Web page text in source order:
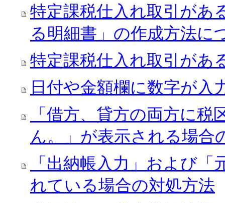
特定課税仕入れ取引があ
る明細書」の作成方法に
特定課税仕入れ取引があ
日付や金額欄に数字が入
「借方、貸方の両方に
ん。」が表示される場合
「出納帳入力」および
れている場合の対処方法